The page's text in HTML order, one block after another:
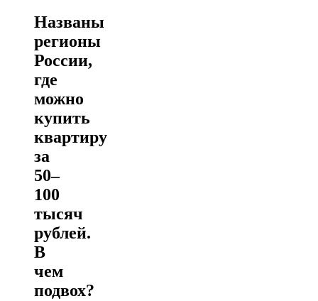
Названы
регионы
России,
где
можно
купить
квартиру
за
50–
100
тысяч
рублей.
В
чем
подвох?